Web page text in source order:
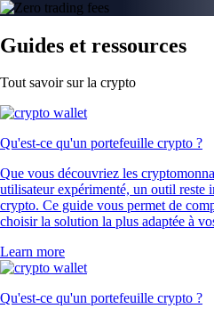
Guides et ressources
Tout savoir sur la crypto
Qu'est-ce qu'un portefeuille crypto ?
Que vous découvriez les
utilisateur expérimenté, un outil reste
crypto. Ce guide vous permet de
choisir la solution la plus adaptée à
Learn more
Qu'est-ce qu'un portefeuille crypto ?